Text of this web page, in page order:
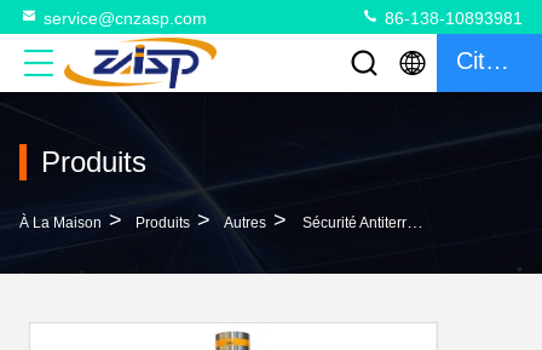
service@cnzasp.com 86-138-10893981
Citation
Produits
À La Maison > Produits > Autres > Sécurité Antiterroriste Points De Contrôle À Distance